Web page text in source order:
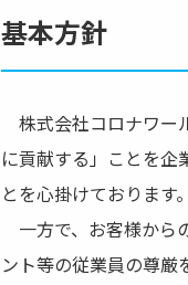
基本方針
株式会社コロナワー
に貢献する」ことを
とを心掛けております。
一方で、お客様から
ント等の従業員の尊厳